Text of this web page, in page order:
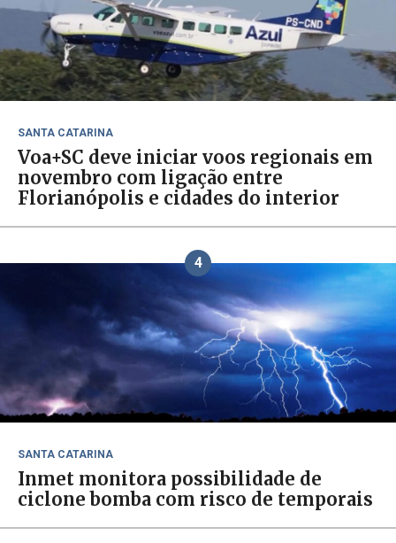
SANTA CATARINA
Voa+SC deve iniciar voos regionais em
novembro com ligação entre
Florianópolis e cidades do interior
4
SANTA CATARINA
Inmet monitora possibilidade de
ciclone bomba com risco de temporais